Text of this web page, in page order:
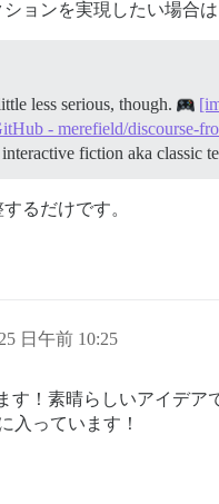
ョンを実現したい場合
less serious, though.
- merefield/discourse-
fiction aka classic
るだけです。
日午前 10:25
す！素晴らしいアイデア
入っています！